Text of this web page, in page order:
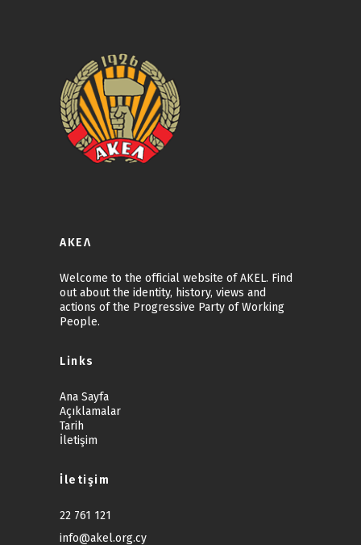
ΑΚΕΛ
Welcome to the official website of AKEL. Find
out about the identity, history, views and
actions of the Progressive Party of Working
People.
Links
Ana Sayfa
Açıklamalar
Tarih
İletişim
İletişim
22 761 121
info@akel.org.cy